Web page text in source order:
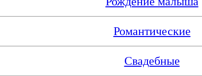
Романтические
Свадебные